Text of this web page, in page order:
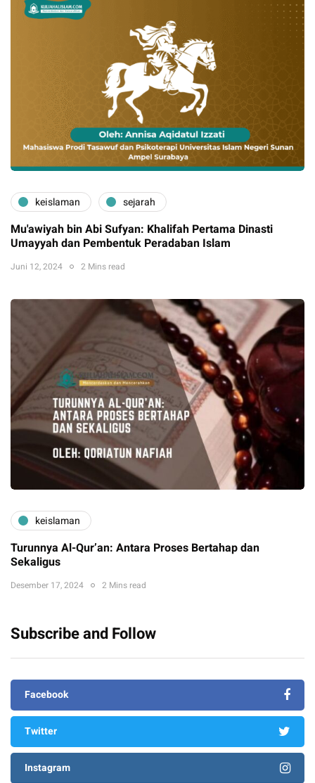
keislaman sejarah
Mu'awiyah bin Abi Sufyan: Khalifah Pertama Dinasti
Umayyah dan Pembentuk Peradaban Islam
Juni 12, 2024 2 Mins read
keislaman
Turunnya Al-Qur’an: Antara Proses Bertahap dan
Sekaligus
Desember 17, 2024 2 Mins read
Subscribe and Follow
Facebook
Twitter
Instagram